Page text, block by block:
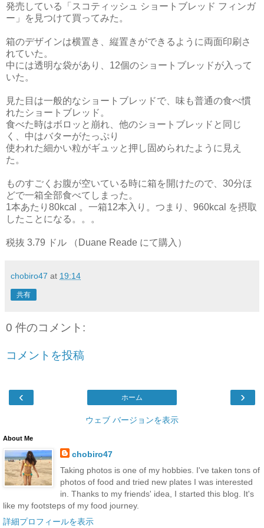
発売している「スコティッシュ ショートブレッド フィンガ
ー」を見つけて買ってみた。
箱のデザインは横置き、縦置きができるように両面印刷さ
れていた。
中には透明な袋があり、12個のショートブレッドが入って
いた。
見た目は一般的なショートブレッドで、
味も普通の食べ慣
れたショートブレッド。
食べた時はボロッと崩れ、他のショートブレッドと同じ
く、中はバターがたっぷり
使われた細かい粒がギュッと押し固められたように見え
た。
ものすごくお腹が空いている時に箱を開けたので、30分ほ
どで一箱全部食べてしまった。
1本あたり80kcal 。一箱12本入り。つまり、960kcal を摂取
したことになる。。。
税抜 3.79 ドル （Duane Reade にて購入）
chobiro47 at 19:14
共有
0 件のコメント:
コメントを投稿
‹ ›
ホーム
ウェブ バージョンを表示
About Me
chobiro47
Taking photos is one of my hobbies. I've taken tons of
photos of food and tried new plates I was interested
in. Thanks to my friends' idea, I started this blog. It's
like my footsteps of my food journey.
詳細プロフィールを表示